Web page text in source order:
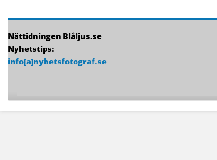
Nättidningen Blåljus.se
Nyhetstips:
info[a]nyhetsfotograf.se